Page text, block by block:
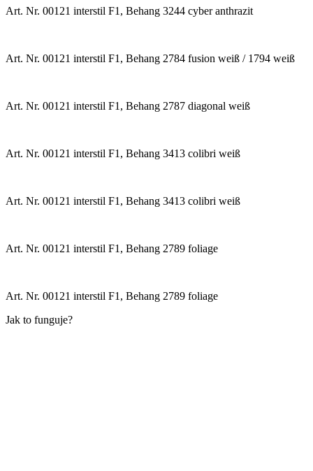
Art. Nr. 00121 interstil F1, Behang 3244 cyber anthrazit
Art. Nr. 00121 interstil F1, Behang 2784 fusion weiß / 1794 weiß
Art. Nr. 00121 interstil F1, Behang 2787 diagonal weiß
Art. Nr. 00121 interstil F1, Behang 3413 colibri weiß
Art. Nr. 00121 interstil F1, Behang 3413 colibri weiß
Art. Nr. 00121 interstil F1, Behang 2789 foliage
Art. Nr. 00121 interstil F1, Behang 2789 foliage
Jak to funguje?